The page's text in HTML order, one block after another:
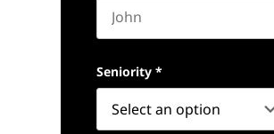
Seniority *